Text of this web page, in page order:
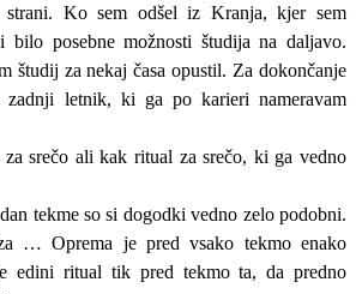
Ko sem odšel iz Kranja, kjer sem
bilo posebne možnosti študija na daljavo.
študij za nekaj časa opustil. Za dokončanje
letnik, ki ga po karieri nameravam
za srečo ali kak ritual za srečo, ki ga vedno
tekme so si dogodki vedno zelo podobni.
… Oprema je pred vsako tekmo enako
edini ritual tik pred tekmo ta, da predno